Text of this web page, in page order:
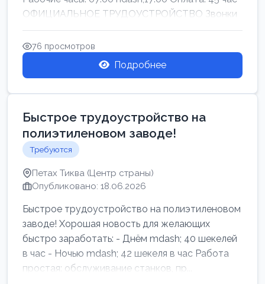
ОФИЦИАЛЬНОЕ ТРУДОУСТРОЙСТВО Звонки
76 просмотров
Подробнее
Быстрое трудоустройство на
полиэтиленовом заводе!
Требуются
Петах Тиква (Центр страны)
Опубликовано: 18.06.2026
Быстрое трудоустройство на полиэтиленовом
заводе! Хорошая новость для желающих
быстро заработать: - Днём mdash; 40 шекелей
в час - Ночью mdash; 42 шекеля в час Работа
простая: обслуживание станков, пр...